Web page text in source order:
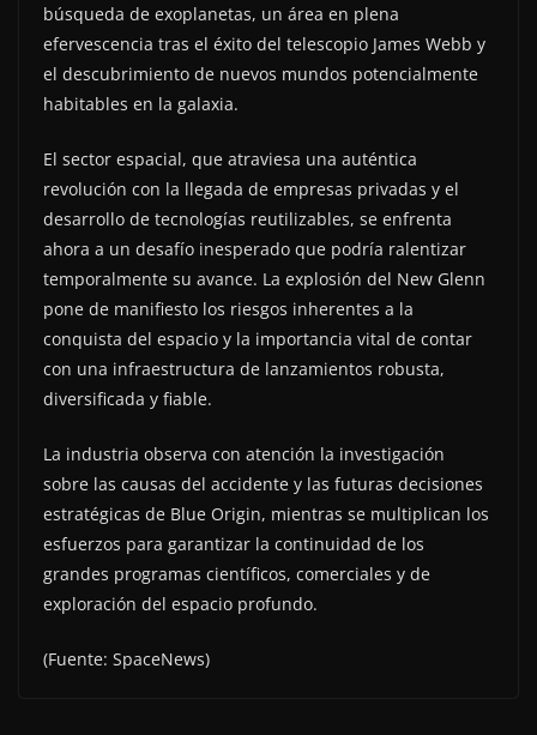
búsqueda de exoplanetas, un área en plena
efervescencia tras el éxito del telescopio James Webb y
el descubrimiento de nuevos mundos potencialmente
habitables en la galaxia.
El sector espacial, que atraviesa una auténtica
revolución con la llegada de empresas privadas y el
desarrollo de tecnologías reutilizables, se enfrenta
ahora a un desafío inesperado que podría ralentizar
temporalmente su avance. La explosión del New Glenn
pone de manifiesto los riesgos inherentes a la
conquista del espacio y la importancia vital de contar
con una infraestructura de lanzamientos robusta,
diversificada y fiable.
La industria observa con atención la investigación
sobre las causas del accidente y las futuras decisiones
estratégicas de Blue Origin, mientras se multiplican los
esfuerzos para garantizar la continuidad de los
grandes programas científicos, comerciales y de
exploración del espacio profundo.
(Fuente: SpaceNews)